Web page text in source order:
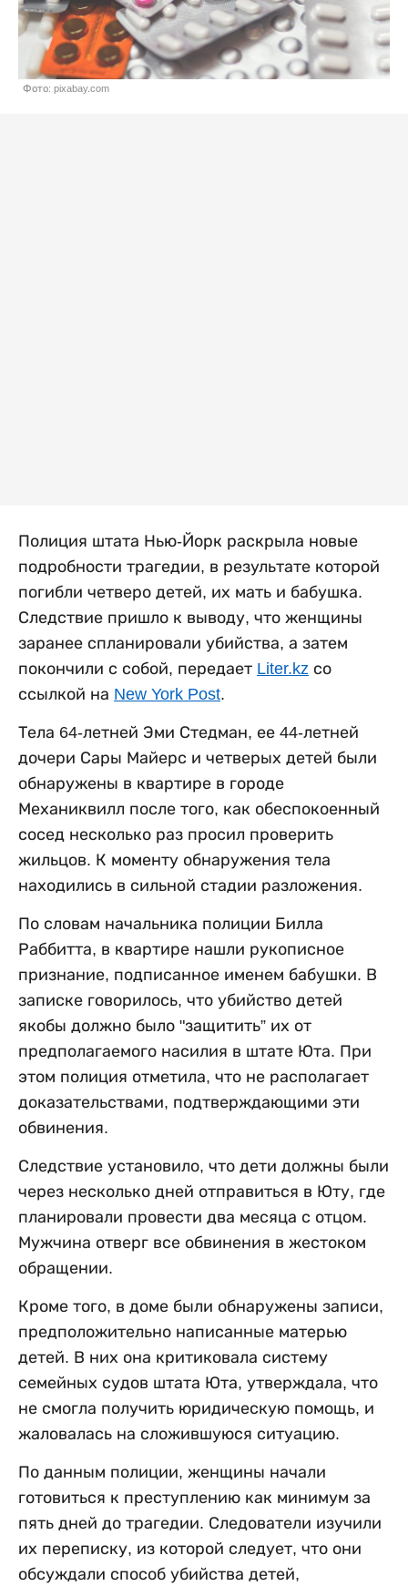
Фото: pixabay.com
Полиция штата Нью-Йорк раскрыла новые
подробности трагедии, в результате которой
погибли четверо детей, их мать и бабушка.
Следствие пришло к выводу, что женщины
заранее спланировали убийства, а затем
покончили с собой, передает Liter.kz со
ссылкой на New York Post.
Тела 64-летней Эми Стедман, ее 44-летней
дочери Сары Майерс и четверых детей были
обнаружены в квартире в городе
Механиквилл после того, как обеспокоенный
сосед несколько раз просил проверить
жильцов. К моменту обнаружения тела
находились в сильной стадии разложения.
По словам начальника полиции Билла
Раббитта, в квартире нашли рукописное
признание, подписанное именем бабушки. В
записке говорилось, что убийство детей
якобы должно было "защитить” их от
предполагаемого насилия в штате Юта. При
этом полиция отметила, что не располагает
доказательствами, подтверждающими эти
обвинения.
Следствие установило, что дети должны были
через несколько дней отправиться в Юту, где
планировали провести два месяца с отцом.
Мужчина отверг все обвинения в жестоком
обращении.
Кроме того, в доме были обнаружены записи,
предположительно написанные матерью
детей. В них она критиковала систему
семейных судов штата Юта, утверждала, что
не смогла получить юридическую помощь, и
жаловалась на сложившуюся ситуацию.
По данным полиции, женщины начали
готовиться к преступлению как минимум за
пять дней до трагедии. Следователи изучили
их переписку, из которой следует, что они
обсуждали способ убийства детей,